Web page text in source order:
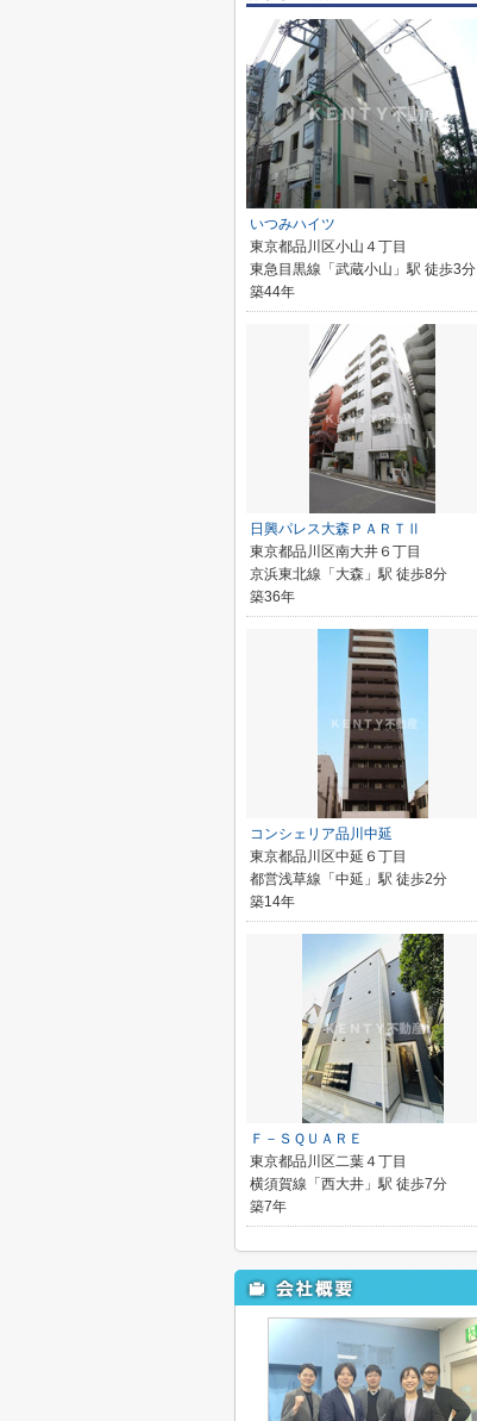
いつみハイツ
東京都品川区小山４丁目
東急目黒線「武蔵小山」駅 徒歩3分
築44年
日興パレス大森ＰＡＲＴⅡ
東京都品川区南大井６丁目
京浜東北線「大森」駅 徒歩8分
築36年
コンシェリア品川中延
東京都品川区中延６丁目
都営浅草線「中延」駅 徒歩2分
築14年
Ｆ－ＳＱＵＡＲＥ
東京都品川区二葉４丁目
横須賀線「西大井」駅 徒歩7分
築7年